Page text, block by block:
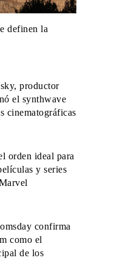
definen la
productor
el synthwave
cinematográficas
orden ideal para
y series
confirma
como el
de los